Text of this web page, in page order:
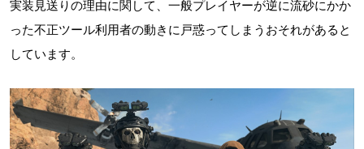
実装見送りの理由に関して、一般プレイヤーが逆に流砂にかか
った不正ツール利用者の動きに戸惑ってしまうおそれがあると
しています。